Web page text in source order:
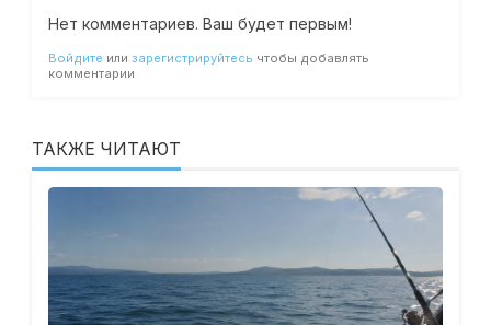
Нет комментариев. Ваш будет первым!
Войдите или зарегистрируйтесь чтобы добавлять
комментарии
ТАКЖЕ ЧИТАЮТ